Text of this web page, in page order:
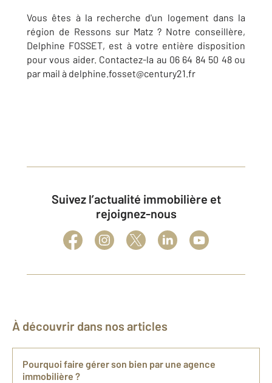
Vous êtes à la recherche d'un logement dans la
région de Ressons sur Matz ? Notre conseillère,
Delphine FOSSET, est à votre entière disposition
pour vous aider. Contactez-la au 06 64 84 50 48 ou
par mail à delphine.fosset@century21.fr
Suivez l’actualité immobilière et
rejoignez-nous
À découvrir dans nos articles
Pourquoi faire gérer son bien par une agence
immobilière ?